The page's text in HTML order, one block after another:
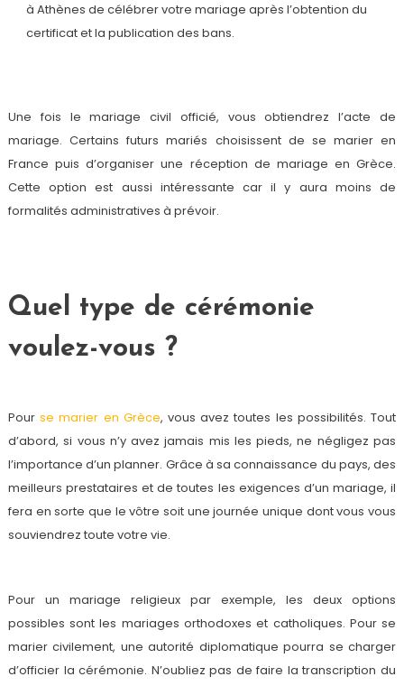
à Athènes de célébrer votre mariage après l’obtention du
certificat et la publication des bans.
Une fois le mariage civil officié, vous obtiendrez l’acte de
mariage. Certains futurs mariés choisissent de se marier en
France puis d’organiser une réception de mariage en Grèce.
Cette option est aussi intéressante car il y aura moins de
formalités administratives à prévoir.
Quel type de cérémonie
voulez-vous ?
Pourse marier en Grèce, vous avez toutes les possibilités. Tout
d’abord, si vous n’y avez jamais mis les pieds, ne négligez pas
l’importance d’un planner. Grâce à sa connaissance du pays, des
meilleurs prestataires et de toutes les exigences d’un mariage, il
fera en sorte que le vôtre soit une journée unique dont vous vous
souviendrez toute votre vie.
Pour un mariage religieux par exemple, les deux options
possibles sont les mariages orthodoxes et catholiques. Pour se
marier civilement, une autorité diplomatique pourra se charger
d’officier la cérémonie. N’oubliez pas de faire la transcription du